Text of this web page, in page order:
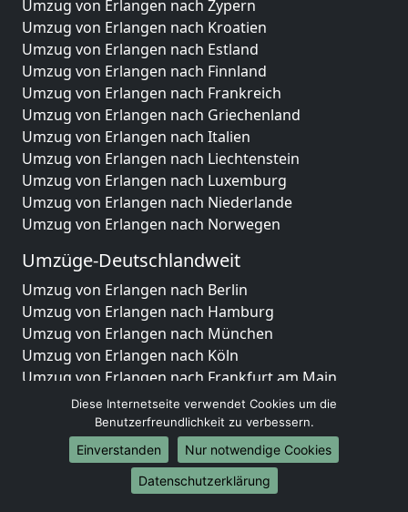
Umzug von Erlangen nach Zypern
Umzug von Erlangen nach Kroatien
Umzug von Erlangen nach Estland
Umzug von Erlangen nach Finnland
Umzug von Erlangen nach Frankreich
Umzug von Erlangen nach Griechenland
Umzug von Erlangen nach Italien
Umzug von Erlangen nach Liechtenstein
Umzug von Erlangen nach Luxemburg
Umzug von Erlangen nach Niederlande
Umzug von Erlangen nach Norwegen
Umzüge-Deutschlandweit
Umzug von Erlangen nach Berlin
Umzug von Erlangen nach Hamburg
Umzug von Erlangen nach München
Umzug von Erlangen nach Köln
Umzug von Erlangen nach Frankfurt am Main
Umzug von Erlangen nach Stuttgart
Umzug von Erlangen nach Düsseldorf
Umzug von Erlangen nach Leipzig
Umzug von Erlangen nach Dortmund
Umzug von Erlangen nach Essen
Diese Internetseite verwendet Cookies um die
Benutzerfreundlichkeit zu verbessern.
Einverstanden
Nur notwendige Cookies
Datenschutzerklärung